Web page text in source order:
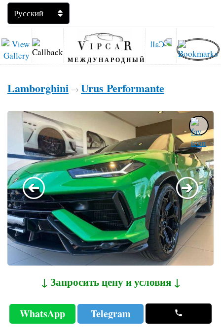
МЕЖДУНАРОДНЫЙ
Lamborghini → Urus Performante
↓ Запросить цену и условия ↓
WhatsApp Telegram